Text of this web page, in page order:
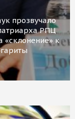
прозвучало
РПЦ
«склонение» к